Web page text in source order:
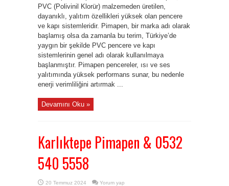
PVC (Polivinil Klorür) malzemeden üretilen,
dayanıklı, yalıtım özellikleri yüksek olan pencere
ve kapı sistemleridir. Pimapen, bir marka adı olarak
başlamış olsa da zamanla bu terim, Türkiye’de
yaygın bir şekilde PVC pencere ve kapı
sistemlerinin genel adı olarak kullanılmaya
başlanmıştır. Pimapen pencereler, ısı ve ses
yalıtımında yüksek performans sunar, bu nedenle
enerji verimliliğini artırmak ...
Devamını Oku »
Karlıktepe Pimapen & 0532
540 5558
20 Temmuz 2024 Yorum yap